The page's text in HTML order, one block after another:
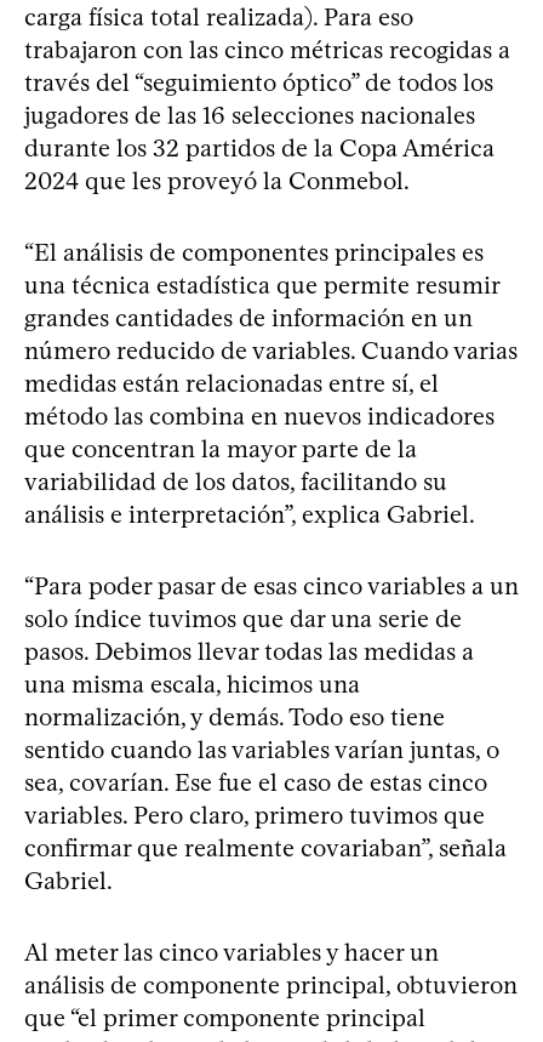
carga física total realizada). Para eso
trabajaron con las cinco métricas recogidas a
través del “seguimiento óptico” de todos los
jugadores de las 16 selecciones nacionales
durante los 32 partidos de la Copa América
2024 que les proveyó la Conmebol.
“El análisis de componentes principales es
una técnica estadística que permite resumir
grandes cantidades de información en un
número reducido de variables. Cuando varias
medidas están relacionadas entre sí, el
método las combina en nuevos indicadores
que concentran la mayor parte de la
variabilidad de los datos, facilitando su
análisis e interpretación”, explica Gabriel.
“Para poder pasar de esas cinco variables a un
solo índice tuvimos que dar una serie de
pasos. Debimos llevar todas las medidas a
una misma escala, hicimos una
normalización, y demás. Todo eso tiene
sentido cuando las variables varían juntas, o
sea, covarían. Ese fue el caso de estas cinco
variables. Pero claro, primero tuvimos que
confirmar que realmente covariaban”, señala
Gabriel.
Al meter las cinco variables y hacer un
análisis de componente principal, obtuvieron
que “el primer componente principal